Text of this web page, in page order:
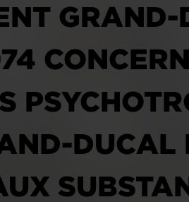
GRAND-
DUCAL